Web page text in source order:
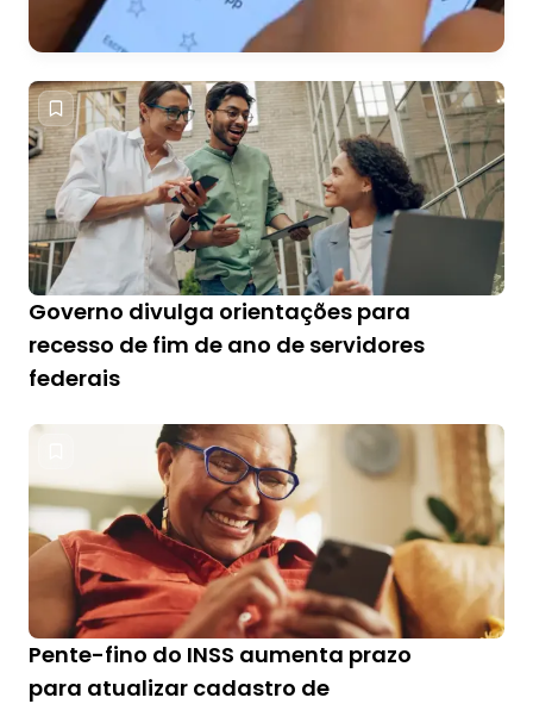
Governo divulga orientações para
recesso de fim de ano de servidores
federais
Pente-fino do INSS aumenta prazo
para atualizar cadastro de